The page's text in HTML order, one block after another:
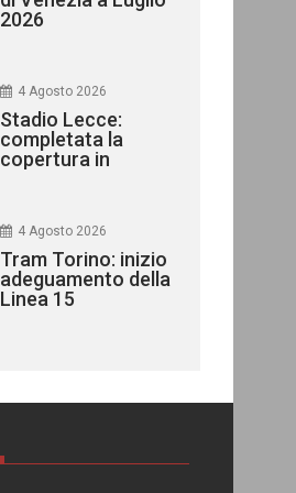
2026
4 Agosto 2026
Stadio Lecce:
completata la
copertura in
4 Agosto 2026
Tram Torino: inizio
adeguamento della
Linea 15